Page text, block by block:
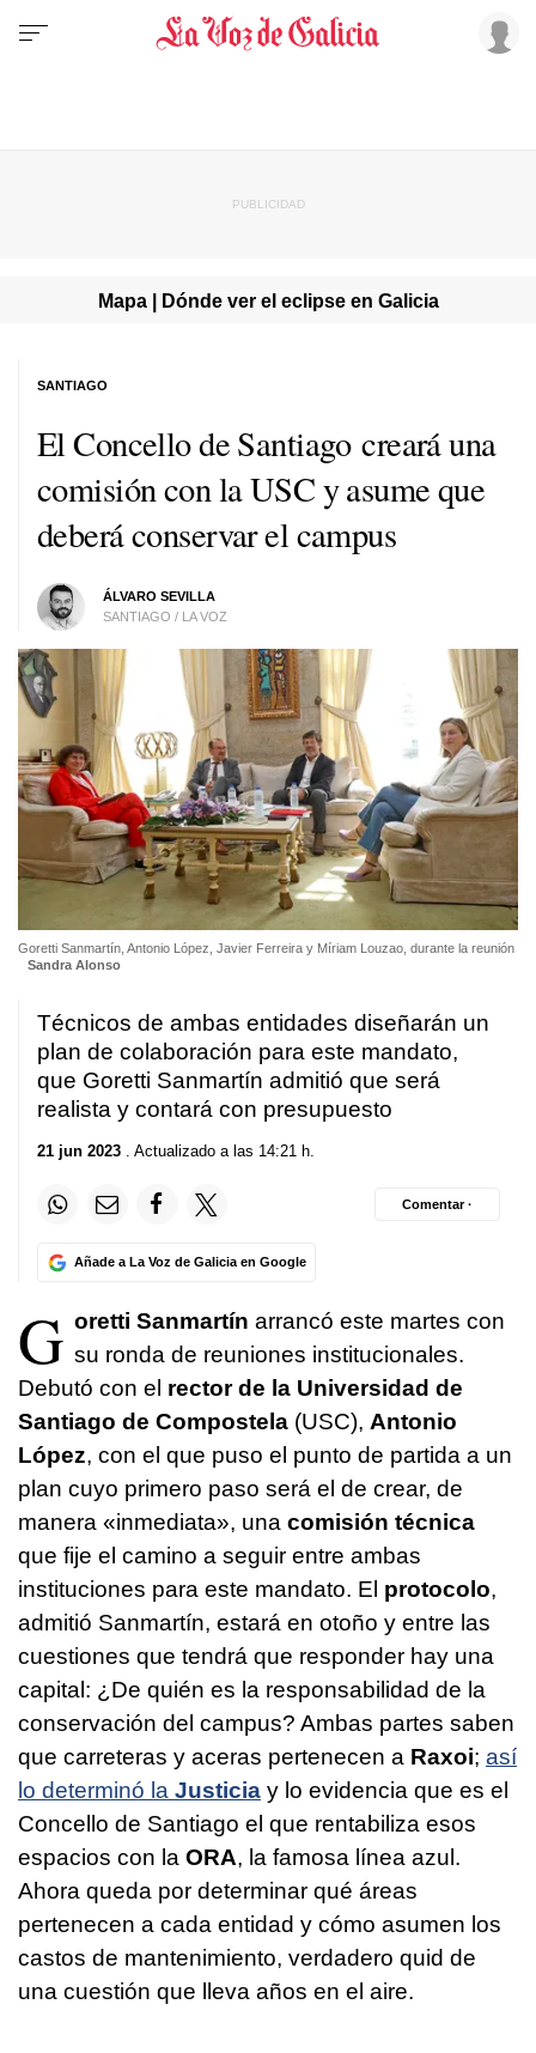
Mapa | Dónde ver el eclipse en Galicia
El Concello de Santiago creará una
comisión con la USC y asume que
deberá conservar el campus
ÁLVARO SEVILLA
SANTIAGO / LA VOZ
SANTIAGO
Goretti Sanmartín, Antonio López, Javier Ferreira y Míriam Louzao, durante la reunión
Sandra Alonso
Técnicos de ambas entidades diseñarán un
plan de colaboración para este mandato,
que Goretti Sanmartín admitió que será
realista y contará con presupuesto
21 jun 2023 . Actualizado a las 14:21 h.
Añade a La Voz de Galicia en Google
Comentar ·
G oretti Sanmartín arrancó este martes con
su ronda de reuniones institucionales.
Debutó con el rector de la Universidad de
Santiago de Compostela (USC), Antonio
López, con el que puso el punto de partida a un
plan cuyo primero paso será el de crear, de
manera «inmediata», una comisión técnica
que fije el camino a seguir entre ambas
instituciones para este mandato. El protocolo,
admitió Sanmartín, estará en otoño y entre las
cuestiones que tendrá que responder hay una
capital: ¿De quién es la responsabilidad de la
conservación del campus? Ambas partes saben
que carreteras y aceras pertenecen a Raxoi; así
lo determinó la Justicia y lo evidencia que es el
Concello de Santiago el que rentabiliza esos
espacios con la ORA, la famosa línea azul.
Ahora queda por determinar qué áreas
pertenecen a cada entidad y cómo asumen los
castos de mantenimiento, verdadero quid de
una cuestión que lleva años en el aire.